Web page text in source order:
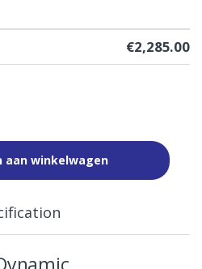
€2,285.00
aan winkelwagen